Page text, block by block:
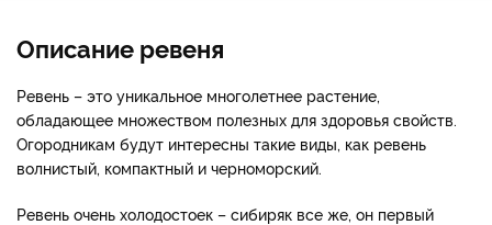
Описание ревеня
Ревень – это уникальное многолетнее растение,
обладающее множеством полезных для здоровья свойств.
Огородникам будут интересны такие виды, как ревень
волнистый, компактный и черноморский.
Ревень очень холодостоек – сибиряк все же, он первый